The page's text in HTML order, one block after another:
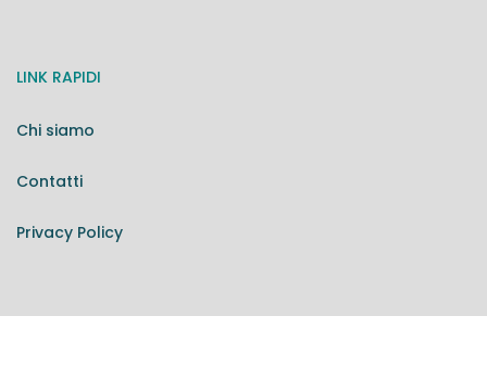
LINK RAPIDI
Chi siamo
Contatti
Privacy Policy